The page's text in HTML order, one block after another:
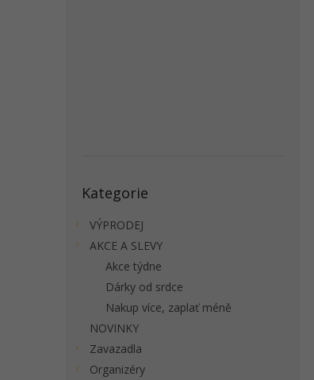
kategorie
Kategorie
VÝPRODEJ
AKCE A SLEVY
Akce týdne
Dárky od srdce
Nakup více, zaplať méně
NOVINKY
Zavazadla
Organizéry